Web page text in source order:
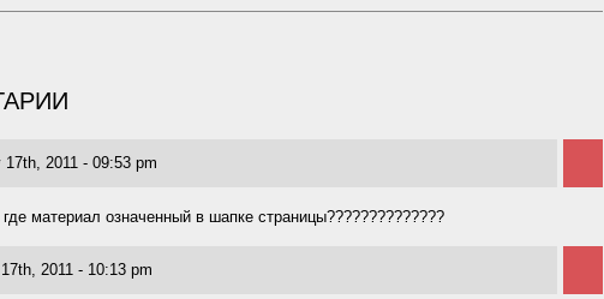
17th, 2011 - 09:53 pm
материал означенный в шапке страницы??????????????
2011 - 10:13 pm